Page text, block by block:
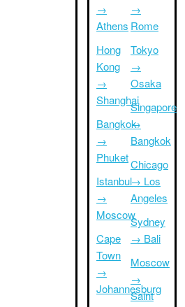
→
Athens
Hong
Kong
→
Shanghai
Bangkok
→
Phuket
Istanbul
→
Moscow
Cape
Town
→
Johannesburg
→
Rome
Tokyo
→
Osaka
Singapore
→
Bangkok
Chicago
→ Los
Angeles
Sydney
→ Bali
Moscow
→
Saint